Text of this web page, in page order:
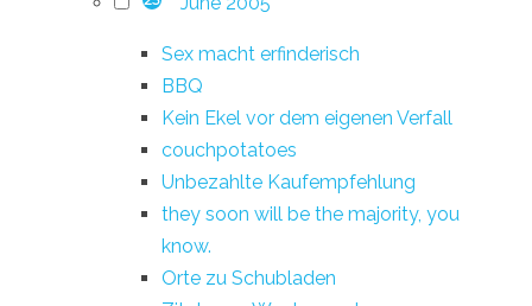
Sex macht erfinderisch
BBQ
Kein Ekel vor dem eigenen Verfall
couchpotatoes
Unbezahlte Kaufempfehlung
they soon will be the majority, you
know.
Orte zu Schubladen